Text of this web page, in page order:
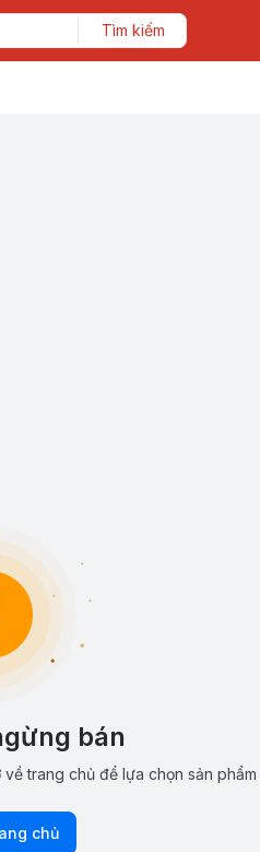
Tìm kiếm
bán
trang chủ để lựa chọn sản phẩm
chủ